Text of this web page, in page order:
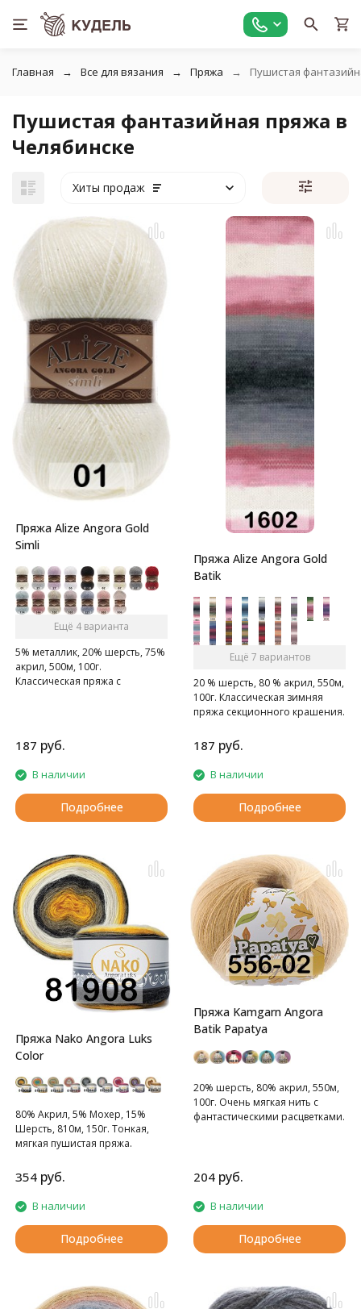
Главная Все для вязания Пряжа Пушистая
Пушистая фантазийная пряжа в
Челябинске
Хиты продаж
Пряжа Alize Angora Gold
Simli
Ещё 4 варианта
5% металлик, 20% шерсть, 75%
акрил, 500м, 100г.
Классическая пряжа с
187 руб.
В наличии
Подробнее
Пряжа Alize Angora Gold
Batik
Ещё 7 вариантов
20 % шерсть, 80 % акрил, 550м,
100г. Классическая зимняя
пряжа секционного крашения.
187 руб.
В наличии
Подробнее
Пряжа Nako Angora Luks
Color
80% Aкрил, 5% Moxep, 15%
Шерсть, 810м, 150г. Тонкая,
мягкая пушистая пряжа.
354 руб.
В наличии
Подробнее
Пряжа Kamgarn Angora
Batik Papatya
20% шерсть, 80% акрил, 550м,
100г. Очень мягкая нить с
фантастическими расцветками.
204 руб.
В наличии
Подробнее